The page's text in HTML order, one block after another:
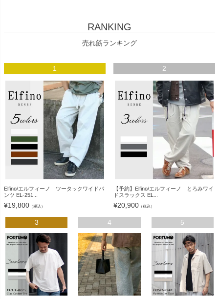
RANKING
売れ筋ランキング
1
Elfino/エルフィーノ ツータックワイドパ
ンツ EL-251...
¥19,800 （税込）
2
【予約】Elfino/エルフィーノ とろみワイ
ドスラックス EL...
¥20,900 （税込）
3 4 5